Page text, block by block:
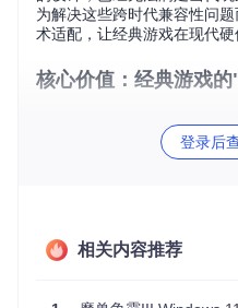
为解决这些跨时代兼容性问
术适配，让经典游戏在现代硬
核心价值：经典游戏
WarcraftHelper的核心价值
色，在不修改游戏原始代码
戏与现代系统的桥梁。其三
保持UI元素的清晰度和操作
登录后
相关内容推荐